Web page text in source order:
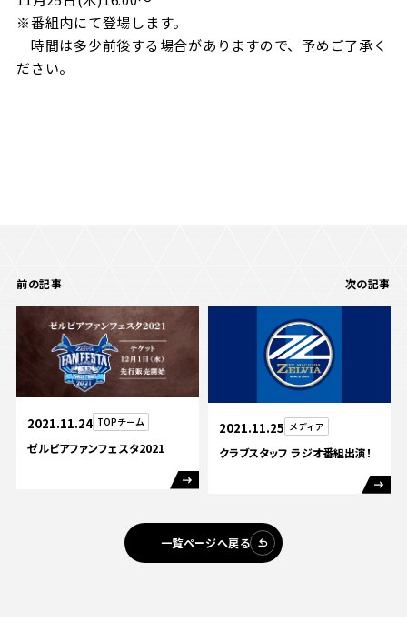
※番組内にて登場します。
時間は多少前後する場合がありますので、予めご了承く
ださい。
前の記事
2021.11.24 TOPチーム
ゼルビアファンフェスタ2021
次の記事
2021.11.25 メディア
クラブスタッフ ラジオ番組出演！
一覧ページへ戻る